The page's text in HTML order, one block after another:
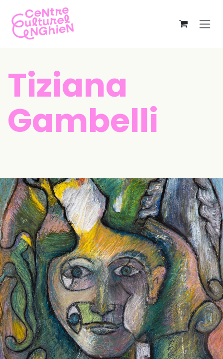
Se rendre au contenu
Tiziana
Gambelli